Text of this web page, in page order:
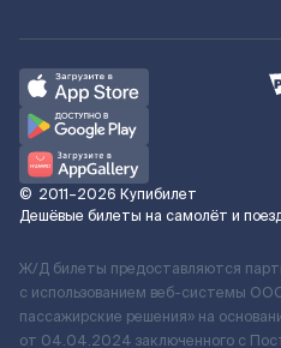
© 2011–2026 Купибилет
Дешёвые билеты на самолёт и
Ж/Д билеты предоставляются
с использованием веб-системы
пассажирские решения» на
от 04.04.2024 заключенного с